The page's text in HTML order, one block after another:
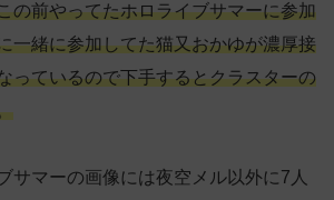
の前やってたホロライブサマーに参加
一緒に参加してた猫又おかゆが濃厚接
っているので下手するとクラスターの
サマーの画像には夜空メル以外に7人